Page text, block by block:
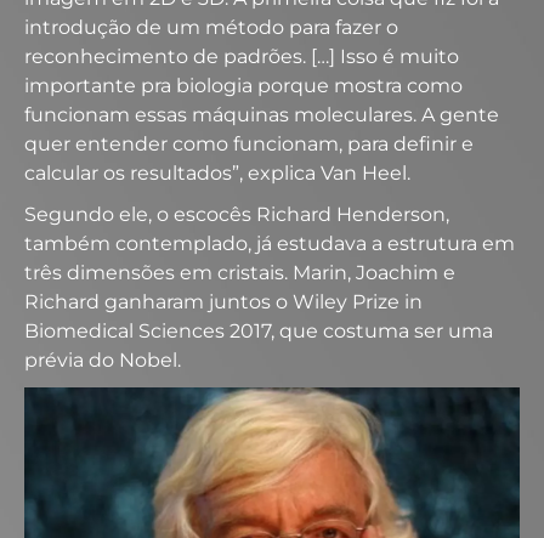
introdução de um método para fazer o
reconhecimento de padrões. […] Isso é muito
importante pra biologia porque mostra como
funcionam essas máquinas moleculares. A gente
quer entender como funcionam, para definir e
calcular os resultados”, explica Van Heel.
Segundo ele, o escocês Richard Henderson,
também contemplado, já estudava a estrutura em
três dimensões em cristais. Marin, Joachim e
Richard ganharam juntos o Wiley Prize in
Biomedical Sciences 2017, que costuma ser uma
prévia do Nobel.